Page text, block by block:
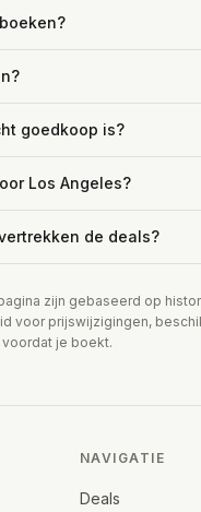
goedkoop is?
Los Angeles?
de deals?
zijn gebaseerd op
voor prijswijzigingen,
je boekt.
NAVIGATIE
Deals